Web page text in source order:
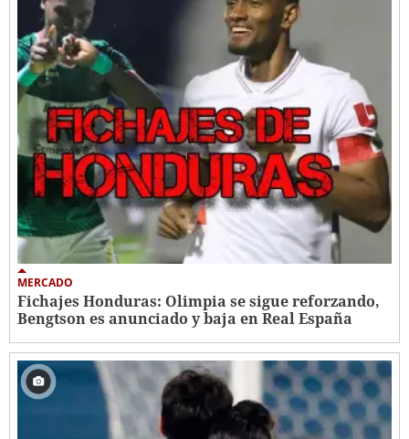
MERCADO
Fichajes Honduras: Olimpia se sigue reforzando,
Bengtson es anunciado y baja en Real España